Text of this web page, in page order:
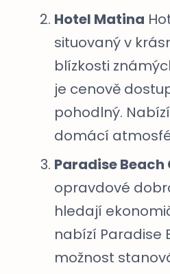
Hotel Matina
situovaný v
blízkosti
je cenově
pohodlný.
domácí
Paradise
opravdové
hledají
nabízí Paradise
možnost